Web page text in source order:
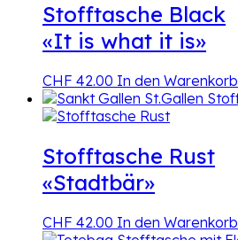
Stofftasche Black
«It is what it is»
CHF 42.00 In den Warenkorb
Stofftasche Rust
«Stadtbär»
CHF 42.00 In den Warenkorb